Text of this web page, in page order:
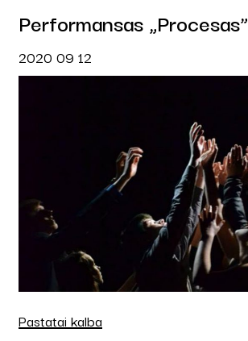
Performansas „Procesas”
2020 09 12
Pastatai kalba